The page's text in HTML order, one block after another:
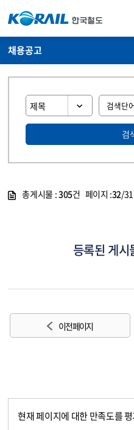
채용공고
검
총게시물 :305건 페이지 :32/31
등록된 게
이전 페이지
현재 페이지에 대한 만족도를